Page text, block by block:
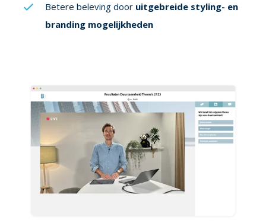
Betere beleving door uitgebreide styling- en
branding mogelijkheden